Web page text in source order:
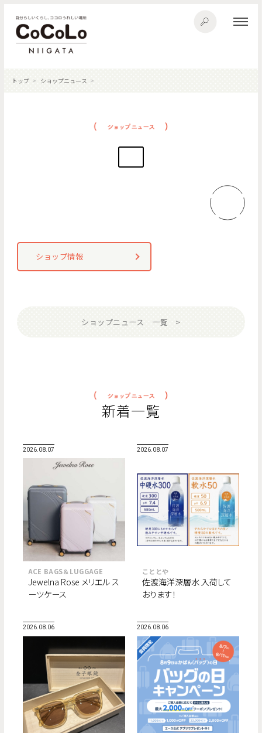
トップ ショップニュース
ショップ情報
ショップニュース 一覧
新着一覧
2026.08.07
ACE BAGS＆LUGGAGE
Jewelna Rose メリエル ス
ーツケース
2026.08.07
こととや
佐渡海洋深層水 入荷して
おります！
2026.08.06 2026.08.06